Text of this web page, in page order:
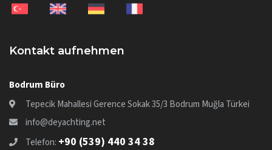
Kontakt aufnehmen
Bodrum Büro
Tepecik Mahallesi Gerence Sokak 35/3 Bodrum Muğla Türkei
info@deyachting.net
Telefon: +90 (539) 440 34 38